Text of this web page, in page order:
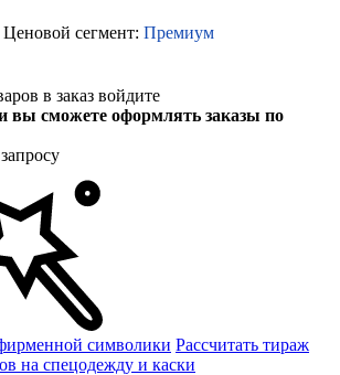
Ценовой сегмент: Премиум
в заказ войдите
вы сможете оформлять заказы по
символики Рассчитать тираж
на спецодежду и каски